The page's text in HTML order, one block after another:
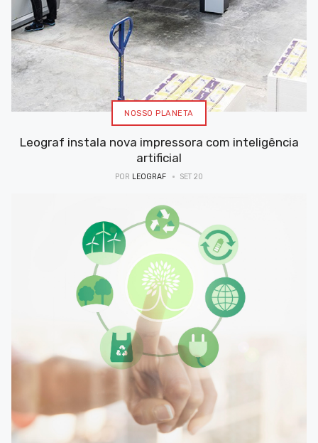
NOSSO PLANETA
Leograf instala nova impressora com inteligência
artificial
POR LEOGRAF SET 20